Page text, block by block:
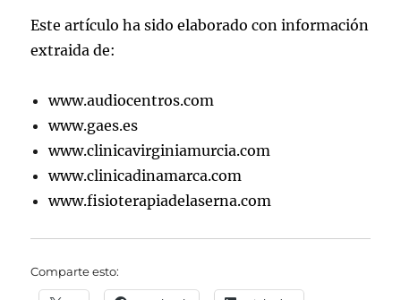
Este artículo ha sido elaborado con información
extraida de:
www.audiocentros.com
www.gaes.es
www.clinicavirginiamurcia.com
www.clinicadinamarca.com
www.fisioterapiadelaserna.com
Comparte esto: